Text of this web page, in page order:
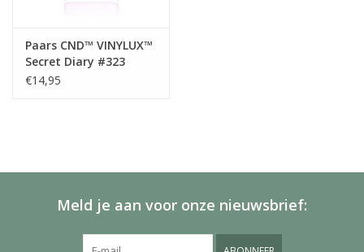
Paars CND™ VINYLUX™
Secret Diary #323
€14,95
Meld je aan voor onze nieuwsbrief: